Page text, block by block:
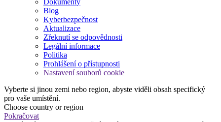
Blog
Kyberbezpečnost
Aktualizace
Zřeknutí se odpovědnosti
Legální informace
Politika
Prohlášení o přístupnosti
Nastavení souborů cookie
Vyberte si jinou zemi nebo region, abyste viděli obsah specifický
pro vaše umístění.
Choose country or region
Pokračovat